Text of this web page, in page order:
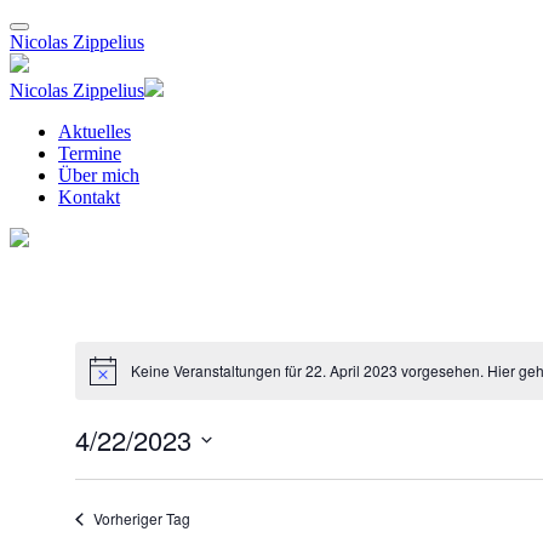
Nicolas Zippelius
Nicolas Zippelius
Aktuelles
Termine
Über mich
Kontakt
HinweisKeine Veranstaltungen für 22. April 2023 vorgesehen. Hier
4/22/2023
Vorheriger Tag